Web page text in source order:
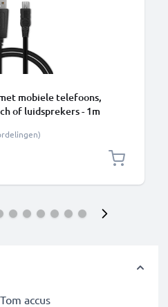
mobiele telefoons,
of luidsprekers - 1m
accus